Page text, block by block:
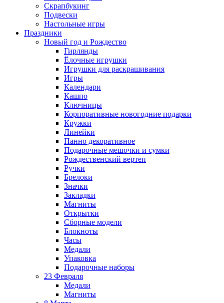
Скрапбукинг
Подвески
Настольные игры
Праздники
Новый год и Рождество
Гирлянды
Ёлочные игрушки
Игрушки для раскрашивания
Игры
Календари
Кашпо
Ключницы
Корпоративные новогодние подарки
Кружки
Линейки
Панно декоративное
Подарочные мешочки и сумки
Рождественский вертеп
Ручки
Брелоки
Значки
Закладки
Магниты
Открытки
Сборные модели
Блокноты
Часы
Медали
Упаковка
Подарочные наборы
23 Февраля
Медали
Магниты